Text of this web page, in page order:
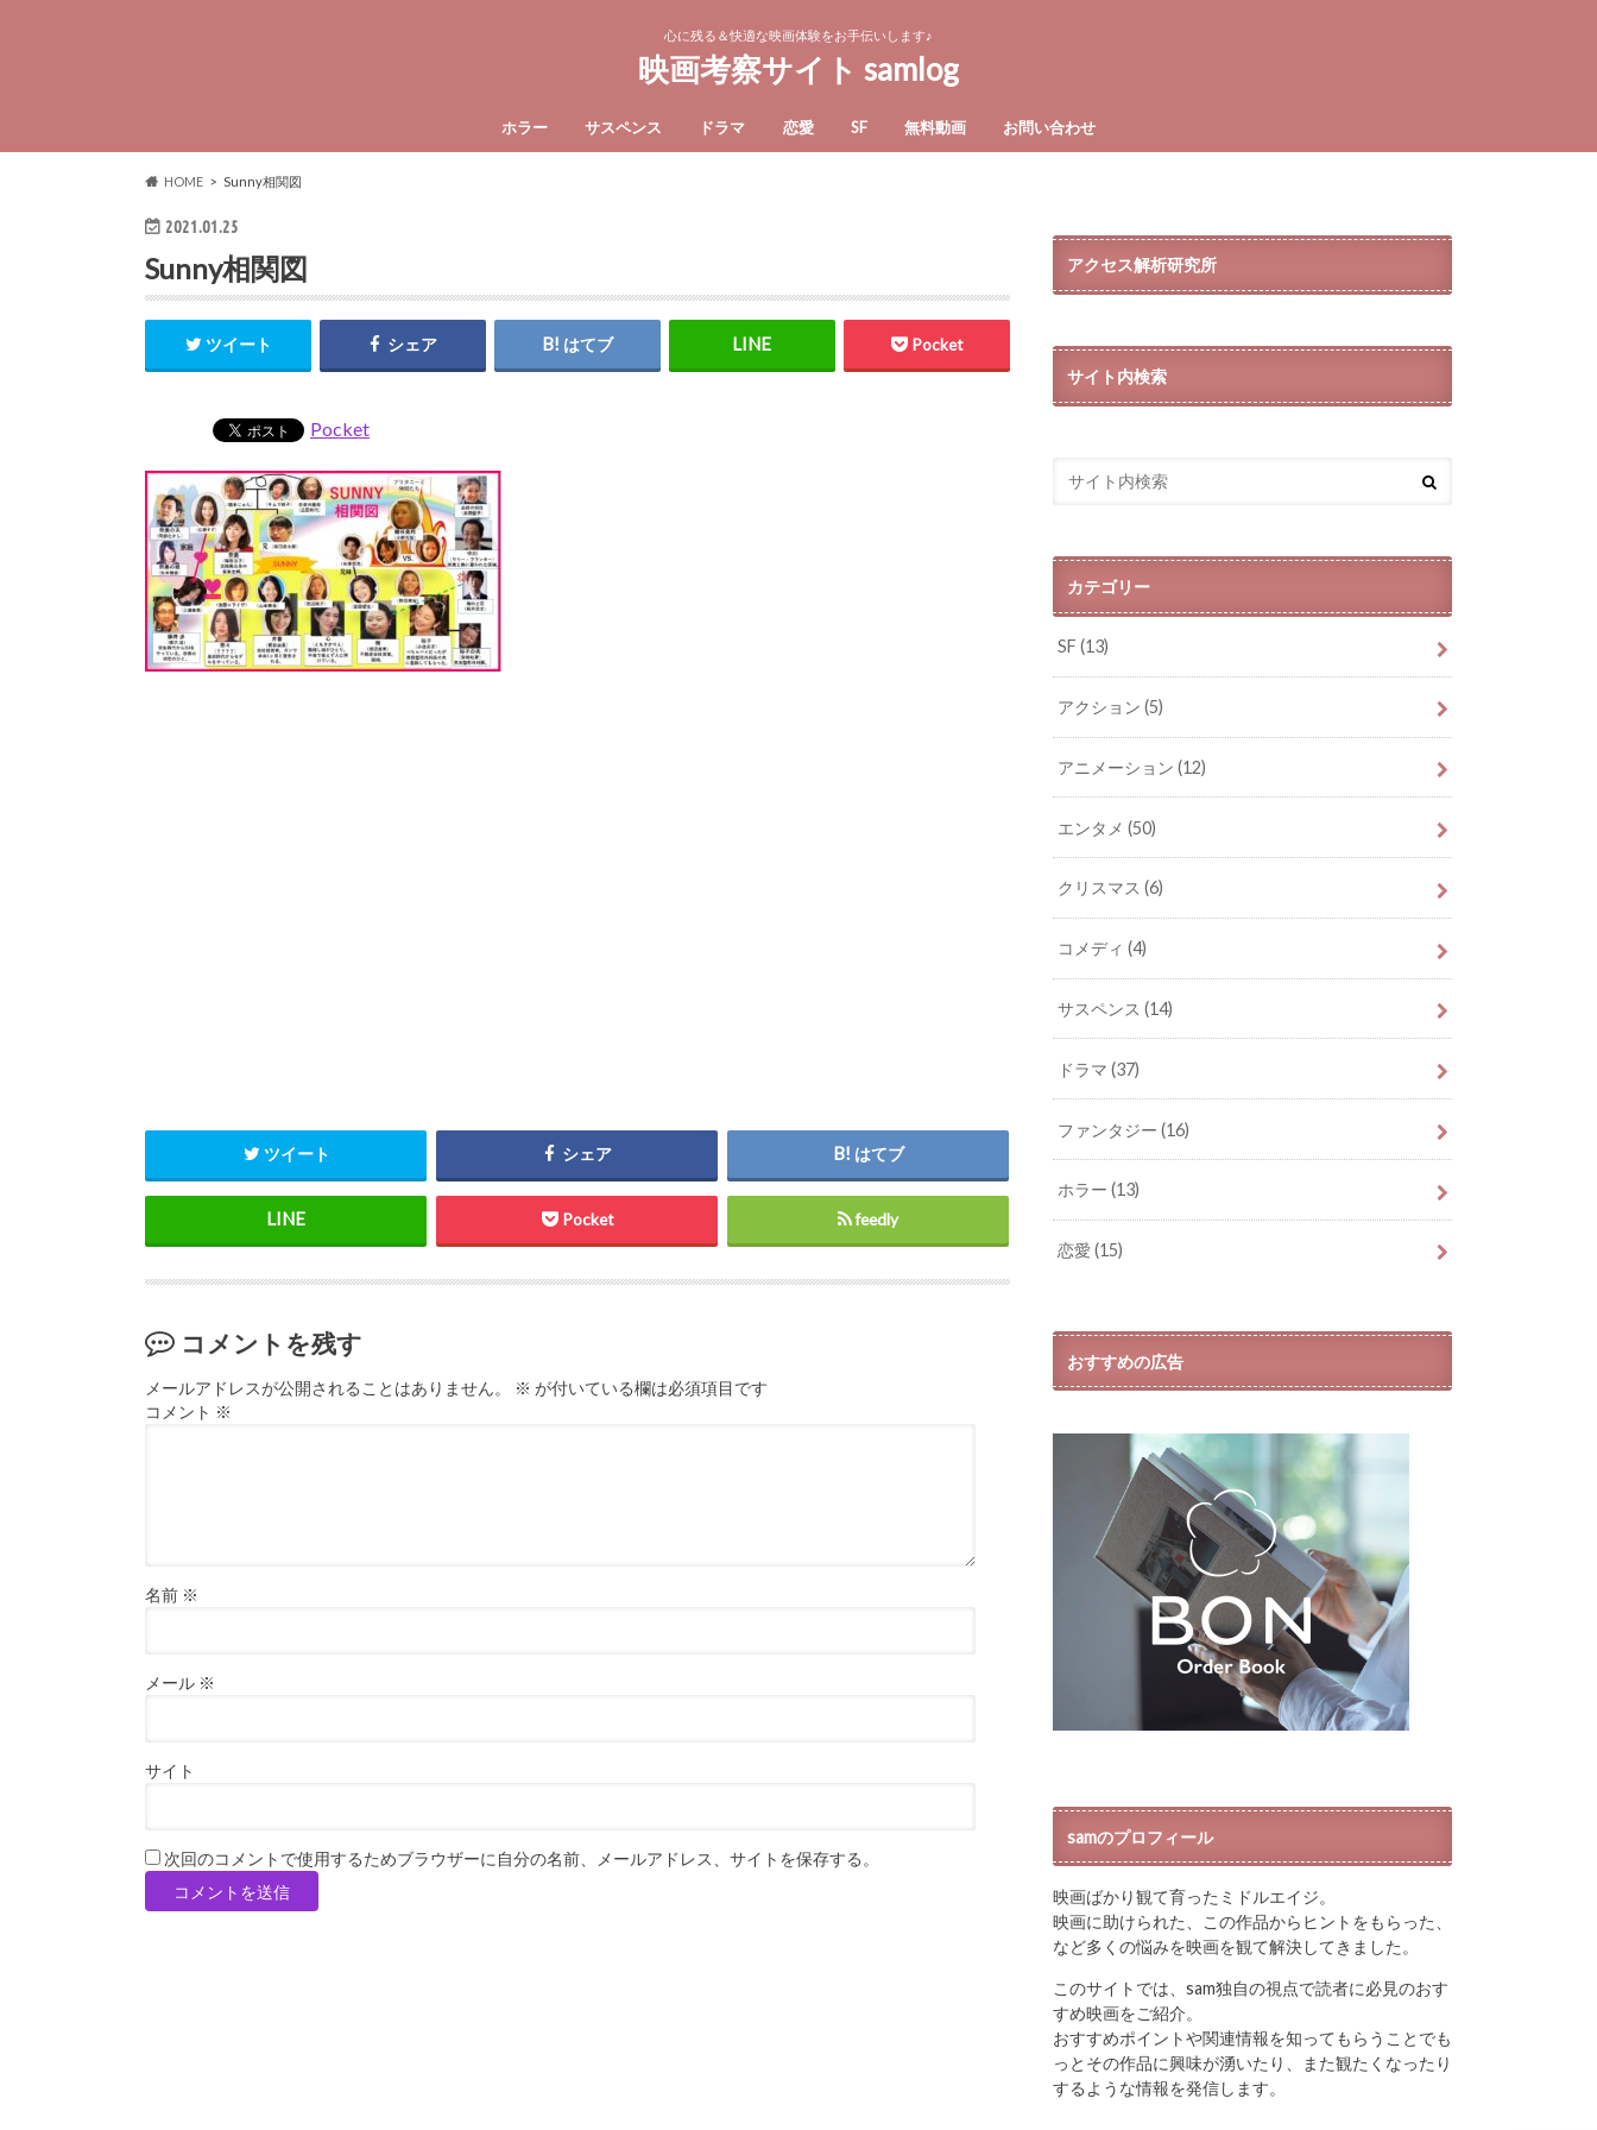
心に残る＆快適な映画体験をお手伝いします♪
映画考察サイト samlog
ホラー サスペンス ドラマ 恋愛 SF 無料動画 お問い合わせ
HOME Sunny相関図
2021.01.25
Sunny相関図
ツイート シェア はてブ Pocket
Pocket
ツイート シェア はてブ
Pocket feedly
コメントを残す
メールアドレスが公開されることはありません。 ※ が付いている欄は必須項目です
コメント ※
名前 ※
メール ※
サイト
次回のコメントで使用するためブラウザーに自分の名前、メールアドレス、サイトを保存する。
アクセス解析研究所
サイト内検索
カテゴリー
SF(13)
アクション(5)
アニメーション(12)
エンタメ(50)
クリスマス(6)
コメディ(4)
サスペンス(14)
ドラマ(37)
ファンタジー(16)
ホラー(13)
恋愛(15)
おすすめの広告
samのプロフィール
映画ばかり観て育ったミドルエイジ。
映画に助けられた、この作品からヒントをもらった、
など多くの悩みを映画を観て解決してきました。
このサイトでは、sam独自の視点で読者に必見のおす
すめ映画をご紹介。
おすすめポイントや関連情報を知ってもらうことでも
っとその作品に興味が湧いたり、また観たくなったり
するような情報を発信します。